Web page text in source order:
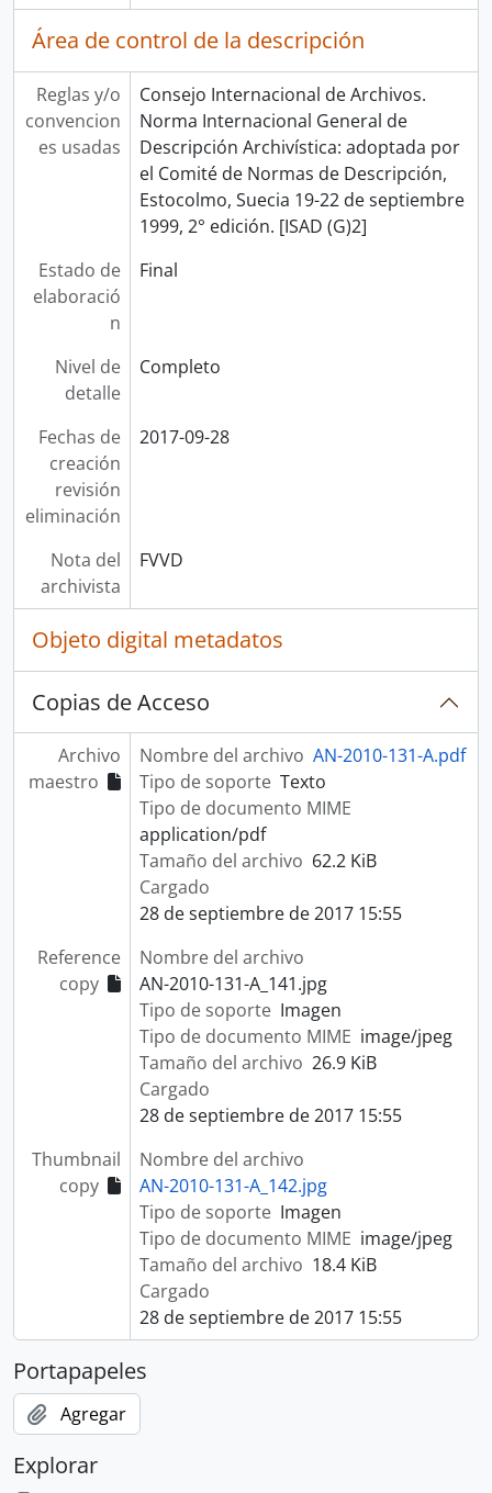
Área de control de la descripción
Reglas y/o
convencion
es usadas
Consejo Internacional de Archivos.
Norma Internacional General de
Descripción Archivística: adoptada por
el Comité de Normas de Descripción,
Estocolmo, Suecia 19-22 de septiembre
1999, 2° edición. [ISAD (G)2]
Estado de
elaboració
n
Final
Nivel de
detalle
Completo
Fechas de
creación
revisión
eliminación
2017-09-28
Nota del
archivista
FVVD
Objeto digital metadatos
Copias de Acceso
Archivo
maestro
Nombre del archivo AN-2010-131-A.pdf
Tipo de soporte Texto
Tipo de documento MIME
application/pdf
Tamaño del archivo 62.2 KiB
Cargado
28 de septiembre de 2017 15:55
Reference
copy
Nombre del archivo
AN-2010-131-A_141.jpg
Tipo de soporte Imagen
Tipo de documento MIME image/jpeg
Tamaño del archivo 26.9 KiB
Cargado
28 de septiembre de 2017 15:55
Thumbnail
copy
Nombre del archivo
AN-2010-131-A_142.jpg
Tipo de soporte Imagen
Tipo de documento MIME image/jpeg
Tamaño del archivo 18.4 KiB
Cargado
28 de septiembre de 2017 15:55
Portapapeles
Agregar
Explorar